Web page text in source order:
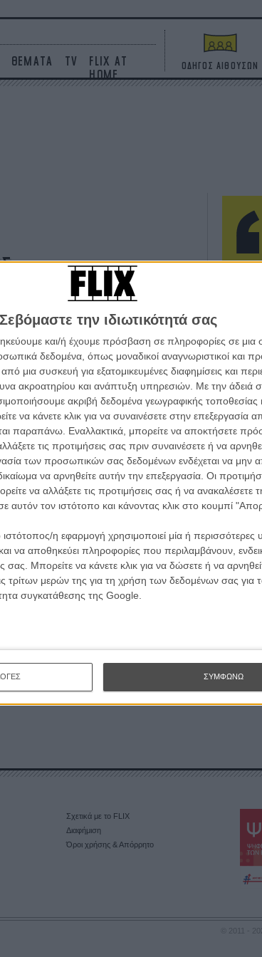
Σεβόμαστε την ιδιωτικότητά σας
και/ή έχουμε πρόσβαση σε πληροφορίες σε
δεδομένα, όπως μοναδικοί αναγνωριστικοί και
μια συσκευή για εξατομικευμένες διαφημίσεις και
ακροατηρίου και ανάπτυξη υπηρεσιών. Με την άδειά
ακριβή δεδομένα γεωγραφικής τοποθεσίας
κάνετε κλικ για να συναινέσετε στην επεξεργασία
παραπάνω. Εναλλακτικά, μπορείτε να αποκτήσετε
τις προτιμήσεις σας πριν συναινέσετε ή να
των προσωπικών σας δεδομένων ενδέχεται να μην
να αρνηθείτε αυτήν την επεξεργασία. Οι
να αλλάξετε τις προτιμήσεις σας ή να ανακαλέσετε
αυτόν τον ιστότοπο και κάνοντας κλικ στο κουμπί
η εφαρμογή χρησιμοποιεί μία ή περισσότερες
να αποθηκεύει πληροφορίες που περιλαμβάνουν,
Μπορείτε να κάνετε κλικ για να δώσετε ή να
τρίτων μερών της για τη χρήση των δεδομένων σας
συγκατάθεσης της Google.
ΣΥΜΦΩΝΩ
ΘΕΜΑΤΑ TV
FLIX AT
HOME
ΟΔΗΓΟΣ ΑΙΘΟΥΣΩΝ
Ντεμί
Χίτσκοκ
Βιμ
Η
σε
Εγγράψου
Θέλω
Σχετικά με το FLIX
Διαφήμιση
Όροι χρήσης & Απόρρητο
© 2011 -